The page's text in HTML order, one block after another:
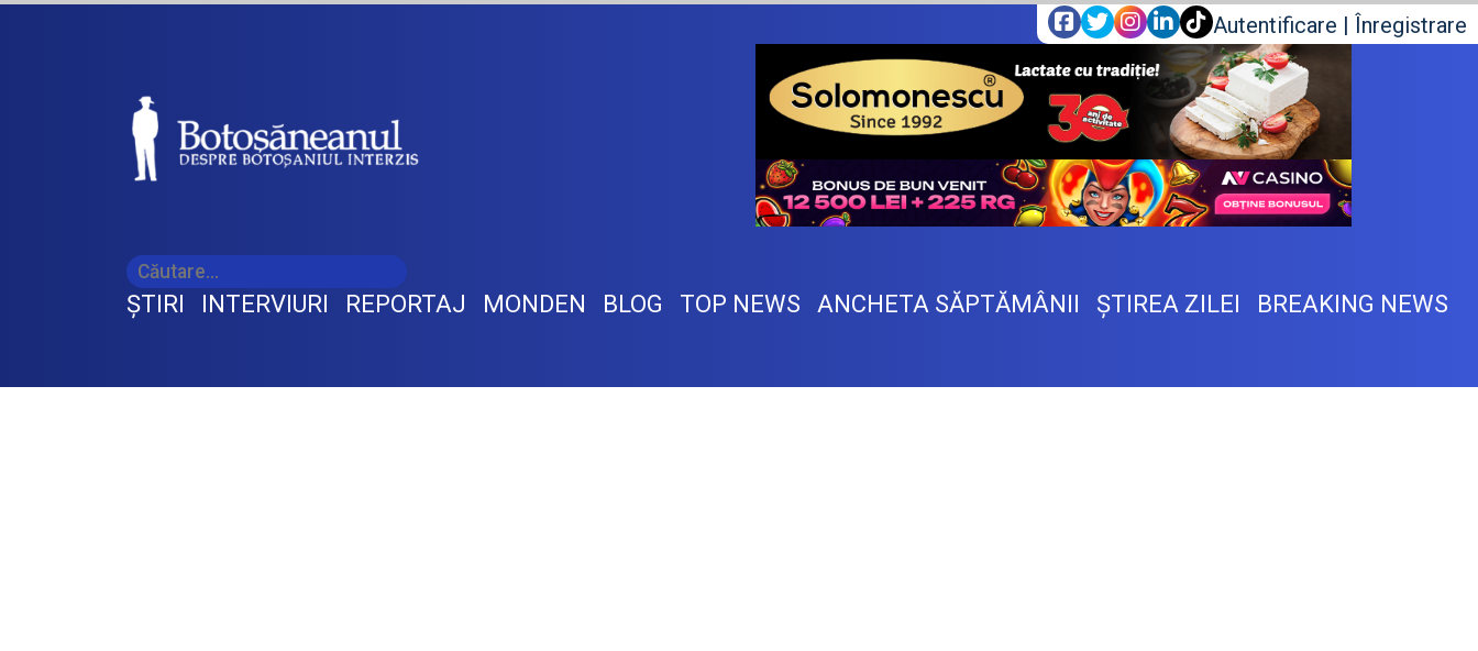
Autentificare | Înregistrare
ŞTIRI INTERVIURI REPORTAJ MONDEN BLOG TOP NEWS ANCHETA SĂPTĂMÂNII ŞTIREA ZILEI BREAKING NEWS